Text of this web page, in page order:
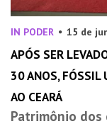
IN PODER 15 de
APÓS SER
30 ANOS, FÓSSIL
AO CEARÁ
Patrimônio dos